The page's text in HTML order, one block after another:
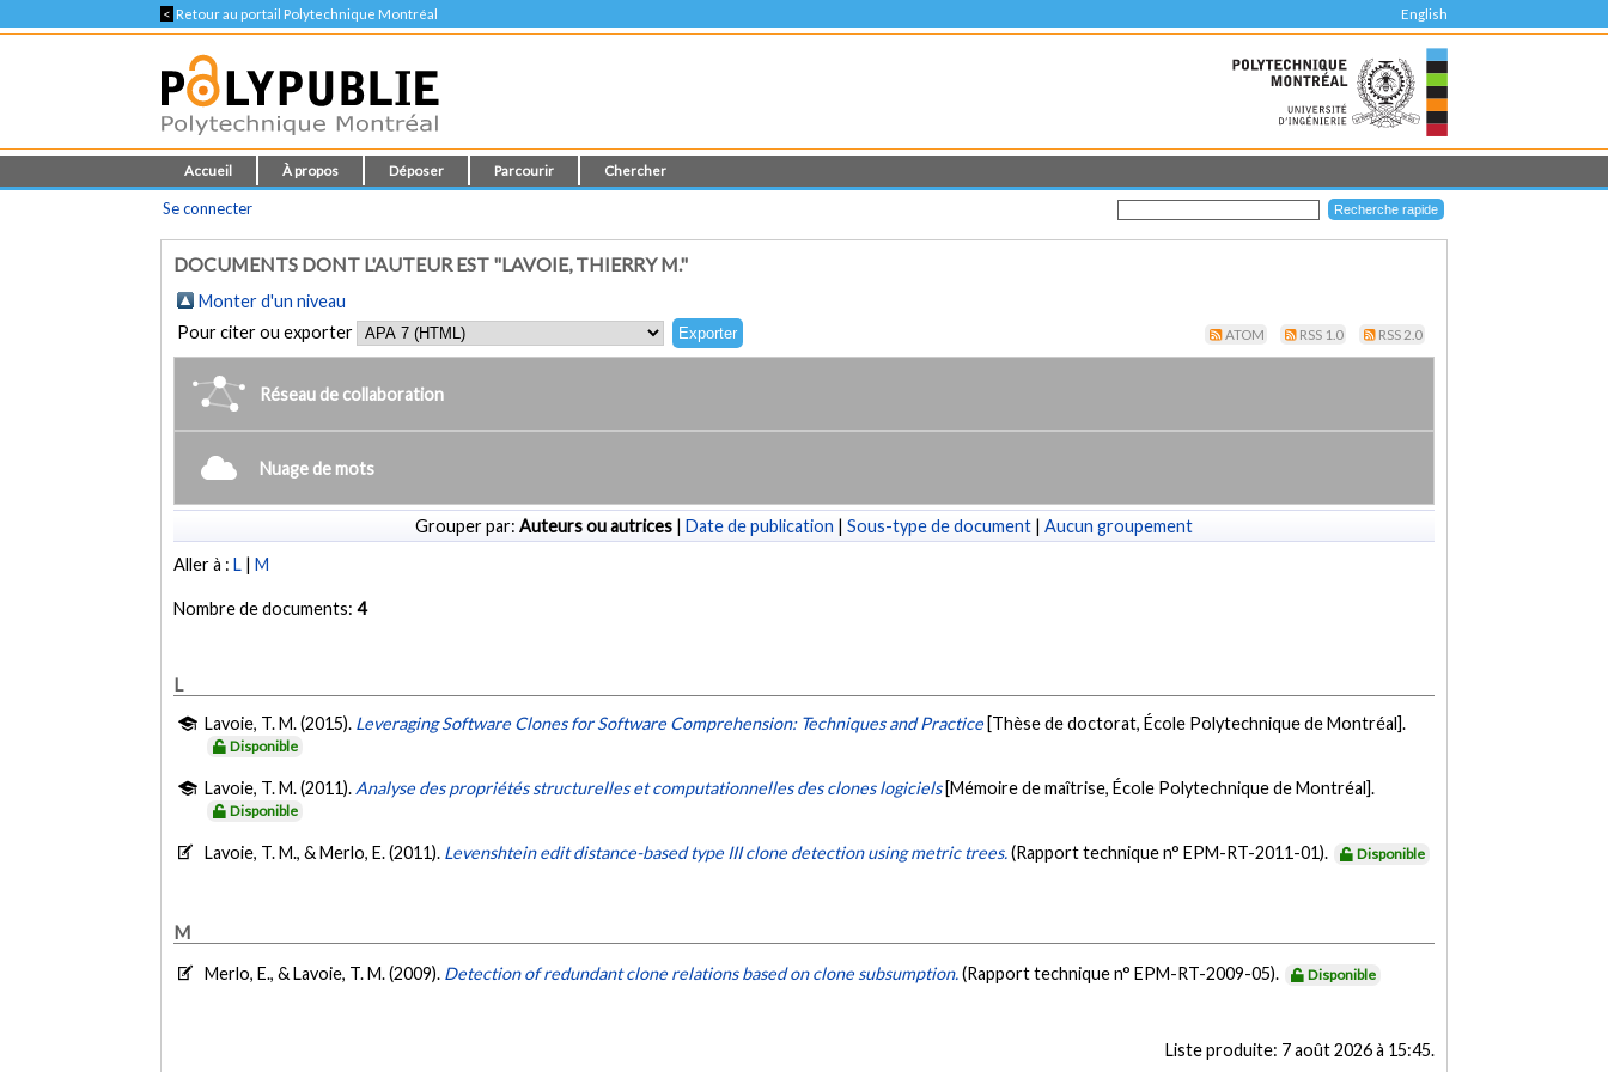
< Retour au portail Polytechnique Montréal English
Accueil À propos Déposer Parcourir Chercher
Se connecter
DOCUMENTS DONT L'AUTEUR EST "LAVOIE, THIERRY M."
Monter d'un niveau
Pour citer ou exporter
ATOM RSS 1.0 RSS 2.0
Réseau de collaboration
Nuage de mots
Grouper par: Auteurs ou autrices | Date de publication | Sous-type de document | Aucun groupement
Aller à :L |M
Nombre de documents:4
L
Lavoie, T. M. (2015). Leveraging Software Clones for Software Comprehension: Techniques and Practice [Thèse de doctorat, École Polytechnique de Montréal].
Disponible
Lavoie, T. M. (2011). Analyse des propriétés structurelles et computationnelles des clones logiciels [Mémoire de maîtrise, École Polytechnique de Montréal].
Disponible
Lavoie, T. M., & Merlo, E. (2011). Levenshtein edit distance-based type III clone detection using metric trees.(Rapport technique n° EPM-RT-2011-01). Disponible
M
Merlo, E., & Lavoie, T. M. (2009). Detection of redundant clone relations based on clone subsumption.(Rapport technique n° EPM-RT-2009-05). Disponible
Liste produite: 7 août 2026 à 15:45.